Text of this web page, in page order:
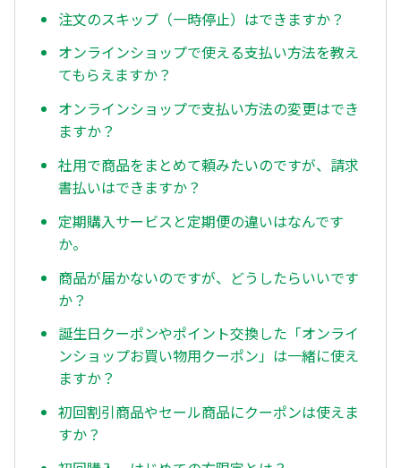
注文のスキップ（一時停止）はできますか？
オンラインショップで使える支払い方法を教え
てもらえますか？
オンラインショップで支払い方法の変更はでき
ますか？
社用で商品をまとめて頼みたいのですが、請求
書払いはできますか？
定期購入サービスと定期便の違いはなんです
か。
商品が届かないのですが、どうしたらいいです
か？
誕生日クーポンやポイント交換した「オンライ
ンショップお買い物用クーポン」は一緒に使え
ますか？
初回割引商品やセール商品にクーポンは使えま
すか？